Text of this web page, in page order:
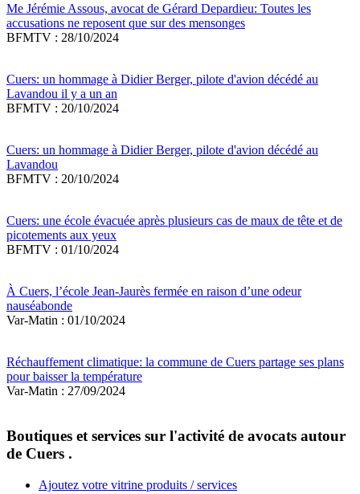
Me Jérémie Assous, avocat de Gérard Depardieu: Toutes les
accusations ne reposent que sur des mensonges
BFMTV : 28/10/2024
Cuers: un hommage à Didier Berger, pilote d'avion décédé au
Lavandou il y a un an
BFMTV : 20/10/2024
Cuers: un hommage à Didier Berger, pilote d'avion décédé au
Lavandou
BFMTV : 20/10/2024
Cuers: une école évacuée après plusieurs cas de maux de tête et de
picotements aux yeux
BFMTV : 01/10/2024
À Cuers, l’école Jean-Jaurès fermée en raison d’une odeur
nauséabonde
Var-Matin : 01/10/2024
Réchauffement climatique: la commune de Cuers partage ses plans
pour baisser la température
Var-Matin : 27/09/2024
Boutiques et services sur l'activité de avocats autour
de Cuers .
Ajoutez votre vitrine produits / services